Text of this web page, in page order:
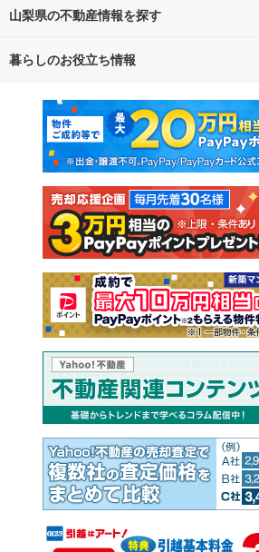
路線・駅から探す
通勤・通学時間から探す
山梨県の不動産情報を探す
不動産・住宅
新築マンション 中古
新築一戸建て 中古
注文住宅 土地
売却査定
暮らしのお役立ち情報
マンションカタログ 教え